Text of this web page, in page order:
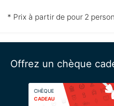
* Prix à partir de pour 2
Offrez un chèque
CHÈQUE
CADEAU